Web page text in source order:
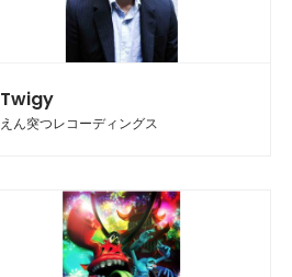
Twigy
えん突つレコーディングス